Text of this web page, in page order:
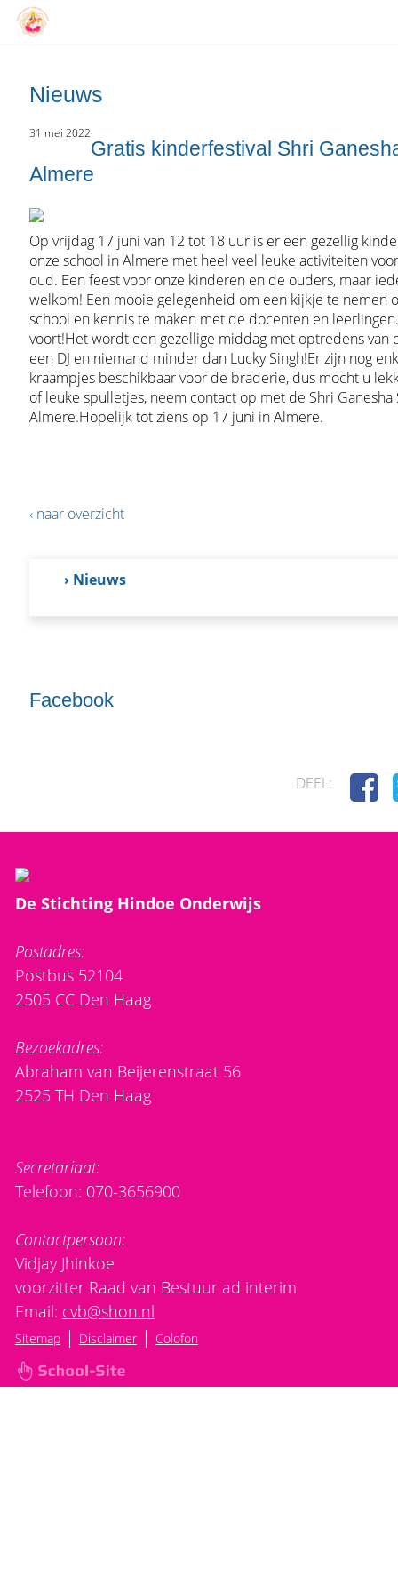
Nieuws
31 mei 2022
Gratis kinderfestival Shri
Almere
Op vrijdag 17 juni van 12 tot 18 uur is er een gezellig
onze school in Almere met heel veel leuke activiteiten
oud. Een feest voor onze kinderen en de ouders, maar
welkom! Een mooie gelegenheid om een kijkje te nemen
school en kennis te maken met de docenten en
voort!Het wordt een gezellige middag met optredens van
een DJ en niemand minder dan Lucky Singh!Er zijn nog
kraampjes beschikbaar voor de braderie, dus mocht u
of leuke spulletjes, neem contact op met de Shri Ganesha
Almere.Hopelijk tot ziens op 17 juni in Almere.
‹ naar overzicht
› Nieuws
Facebook
DEEL:
De Stichting Hindoe Onderwijs
Postadres:
Postbus 52104
2505 CC Den Haag
Bezoekadres:
Abraham van Beijerenstraat 56
2525 TH Den Haag
Secretariaat:
Telefoon: 070-3656900
Contactpersoon:
Vidjay Jhinkoe
voorzitter Raad van Bestuur ad interim
Email: cvb@shon.nl
Sitemap| Disclaimer| Colofon